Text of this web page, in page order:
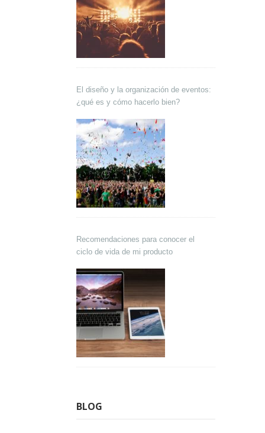
El diseño y la organización de eventos:
¿qué es y cómo hacerlo bien?
Recomendaciones para conocer el
ciclo de vida de mi producto
BLOG